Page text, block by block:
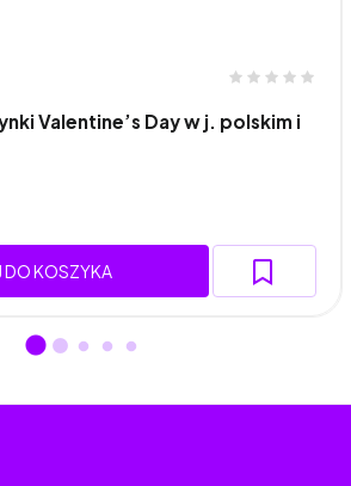
Valentine’s Day w j. polskim i
DO KOSZYKA